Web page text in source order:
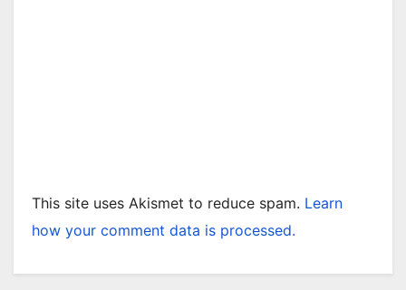
This site uses Akismet to reduce spam. Learn
how your comment data is processed.